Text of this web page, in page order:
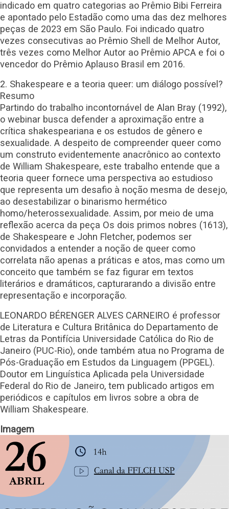
indicado em quatro categorias ao Prêmio Bibi Ferreira
e apontado pelo Estadão como uma das dez melhores
peças de 2023 em São Paulo. Foi indicado quatro
vezes consecutivas ao Prêmio Shell de Melhor Autor,
três vezes como Melhor Autor ao Prêmio APCA e foi o
vencedor do Prêmio Aplauso Brasil em 2016.
2. Shakespeare e a teoria queer: um diálogo possível?
Resumo
Partindo do trabalho incontornável de Alan Bray (1992),
o webinar busca defender a aproximação entre a
crítica shakespeariana e os estudos de gênero e
sexualidade. A despeito de compreender queer como
um construto evidentemente anacrônico ao contexto
de William Shakespeare, este trabalho entende que a
teoria queer fornece uma perspectiva ao estudioso
que representa um desafio à noção mesma de desejo,
ao desestabilizar o binarismo hermético
homo/heterossexualidade. Assim, por meio de uma
reflexão acerca da peça Os dois primos nobres (1613),
de Shakespeare e John Fletcher, podemos ser
convidados a entender a noção de queer como
correlata não apenas a práticas e atos, mas como um
conceito que também se faz figurar em textos
literários e dramáticos, capturarando a divisão entre
representação e incorporação.
LEONARDO BÉRENGER ALVES CARNEIRO é professor
de Literatura e Cultura Britânica do Departamento de
Letras da Pontifícia Universidade Católica do Rio de
Janeiro (PUC-Rio), onde também atua no Programa de
Pós-Graduação em Estudos da Linguagem (PPGEL).
Doutor em Linguística Aplicada pela Universidade
Federal do Rio de Janeiro, tem publicado artigos em
periódicos e capítulos em livros sobre a obra de
William Shakespeare.
Imagem